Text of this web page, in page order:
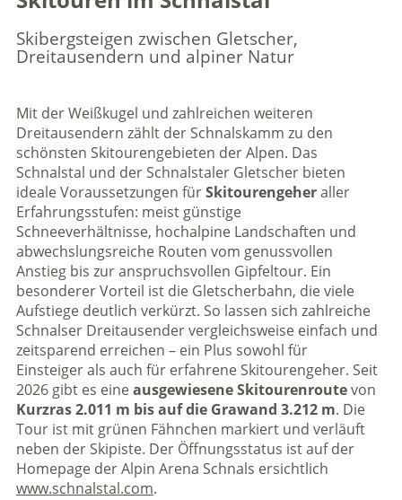
Skibergsteigen zwischen Gletscher,
Dreitausendern und alpiner Natur
Mit der Weißkugel und zahlreichen weiteren
Dreitausendern zählt der Schnalskamm zu den
schönsten Skitourengebieten der Alpen. Das
Schnalstal und der Schnalstaler Gletscher bieten
ideale Voraussetzungen fürSkitourengeheraller
Erfahrungsstufen: meist günstige
Schneeverhältnisse, hochalpine Landschaften und
abwechslungsreiche Routen vom genussvollen
Anstieg bis zur anspruchsvollen Gipfeltour. Ein
besonderer Vorteil ist die Gletscherbahn, die viele
Aufstiege deutlich verkürzt. So lassen sich zahlreiche
Schnalser Dreitausender vergleichsweise einfach und
zeitsparend erreichen – ein Plus sowohl für
Einsteiger als auch für erfahrene Skitourengeher. Seit
2026 gibt es eineausgewiesene Skitourenroutevon
Kurzras 2.011 m bis auf die Grawand 3.212 m. Die
Tour ist mit grünen Fähnchen markiert und verläuft
neben der Skipiste. Der Öffnungsstatus ist auf der
Homepage der Alpin Arena Schnals ersichtlich
www.schnalstal.com.